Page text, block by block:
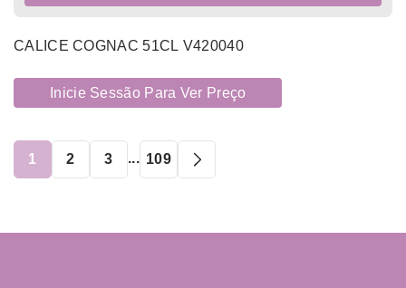
CALICE COGNAC 51CL V420040
Inicie Sessão Para Ver Preço
1 2 3 ... 109